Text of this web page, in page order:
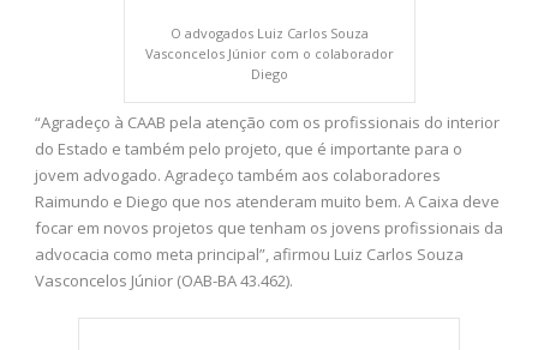
O advogados Luiz Carlos Souza
Vasconcelos Júnior com o colaborador
Diego
“Agradeço à CAAB pela atenção com os profissionais do interior
do Estado e também pelo projeto, que é importante para o
jovem advogado. Agradeço também aos colaboradores
Raimundo e Diego que nos atenderam muito bem. A Caixa deve
focar em novos projetos que tenham os jovens profissionais da
advocacia como meta principal”, afirmou Luiz Carlos Souza
Vasconcelos Júnior (OAB-BA 43.462).